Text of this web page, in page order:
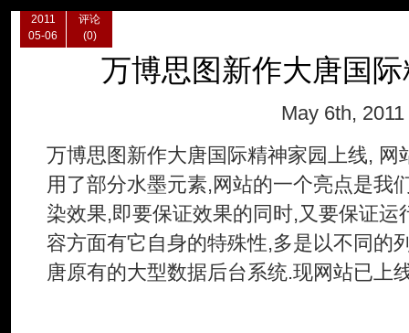
2011
05-06
评论
(0)
万博思图新作大唐国
May 6th, 2011
万博思图新作大唐国际精神家园上线, 网
用了部分水墨元素,网站的一个亮点是我
染效果,即要保证效果的同时,又要保证运
容方面有它自身的特殊性,多是以不同的
唐原有的大型数据后台系统.现网站已上